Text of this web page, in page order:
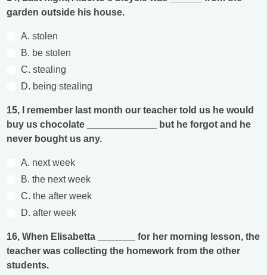
garden outside his house.
A. stolen
B. be stolen
C. stealing
D. being stealing
15, I remember last month our teacher told us he would
buy us chocolate _____________ but he forgot and he
never bought us any.
A. next week
B. the next week
C. the after week
D. after week
16, When Elisabetta _______ for her morning lesson, the
teacher was collecting the homework from the other
students.